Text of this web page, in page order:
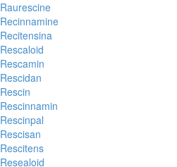
Raurescine
Recinnamine
Recitensina
Rescaloid
Rescamin
Rescidan
Rescin
Rescinnamin
Rescinpal
Rescisan
Rescitens
Resealoid